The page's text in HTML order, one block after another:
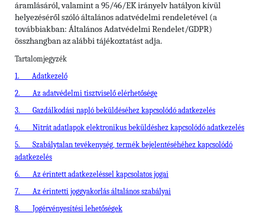
áramlásáról, valamint a 95/46/EK irányelv hatályon kívül
helyezéséről szóló általános adatvédelmi rendeletével (a
továbbiakban: Általános Adatvédelmi Rendelet/GDPR)
összhangban az alábbi tájékoztatást adja.
Tartalomjegyzék
1.
Adatkezelő
2.
Az adatvédelmi tisztviselő elérhetősége
3.
Gazdálkodási napló beküldéséhez kapcsolódó adatkezelés
4.
Nitrát adatlapok elektronikus beküldéshez kapcsolódó adatkezelés
5.
Szabálytalan tevékenység, termék bejelentéséhéhez kapcsolódó
adatkezelés
6.
Az érintett adatkezeléssel kapcsolatos jogai
7.
Az érintetti joggyakorlás általános szabályai
8.
Jogérvényesítési lehetőségek